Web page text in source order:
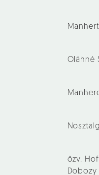
Oláhné
özv.
Dobozy